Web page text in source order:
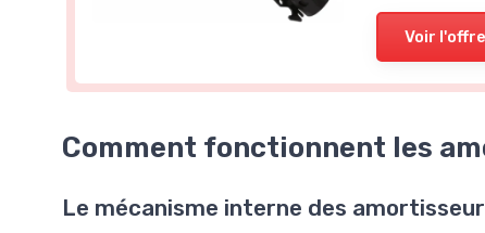
Voir l'offre
Comment fonctionnent les
Le mécanisme interne des